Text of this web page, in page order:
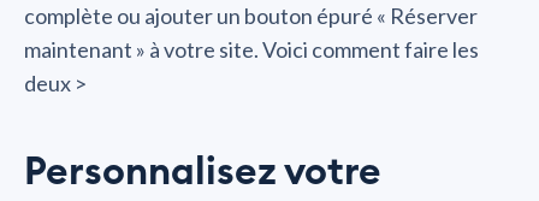
complète ou ajouter un bouton épuré « Réserver
maintenant » à votre site. Voici comment faire les
deux >
Personnalisez votre